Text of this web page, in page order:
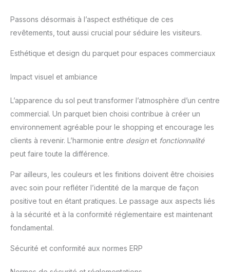
Passons désormais à l’aspect esthétique de ces
revêtements, tout aussi crucial pour séduire les visiteurs.
Esthétique et design du parquet pour espaces commerciaux
Impact visuel et ambiance
L’apparence du sol peut transformer l’atmosphère d’un centre
commercial. Un parquet bien choisi contribue à créer un
environnement agréable pour le shopping et encourage les
clients à revenir. L’harmonie entre designet fonctionnalité
peut faire toute la différence.
Par ailleurs, les couleurs et les finitions doivent être choisies
avec soin pour refléter l’identité de la marque de façon
positive tout en étant pratiques. Le passage aux aspects liés
à la sécurité et à la conformité réglementaire est maintenant
fondamental.
Sécurité et conformité aux normes ERP